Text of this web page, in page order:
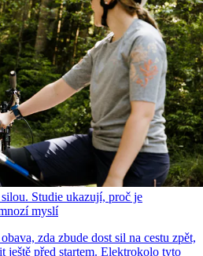
Studie ukazují, proč je
myslí
zda zbude dost sil na cestu zpět,
před startem. Elektrokolo tyto